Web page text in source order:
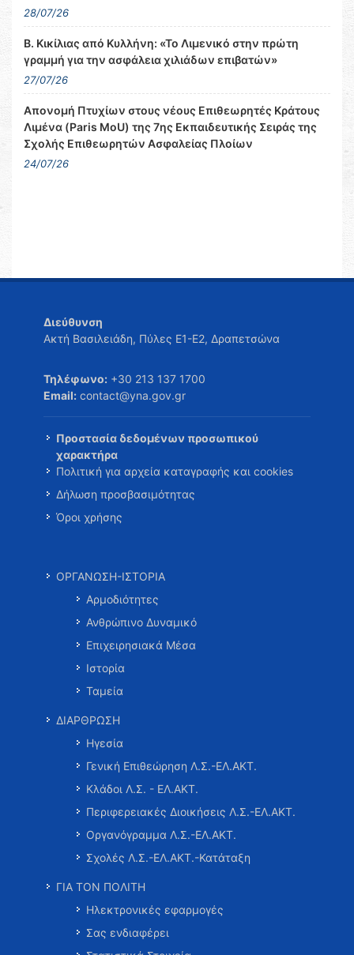
28/07/26
Β. Κικίλιας από Κυλλήνη: «Το Λιμενικό στην πρώτη
γραμμή για την ασφάλεια χιλιάδων επιβατών»
27/07/26
Απονομή Πτυχίων στους νέους Επιθεωρητές Κράτους
Λιμένα (Paris MoU) της 7ης Εκπαιδευτικής Σειράς της
Σχολής Επιθεωρητών Ασφαλείας Πλοίων
24/07/26
Διεύθυνση
Ακτή Βασιλειάδη, Πύλες Ε1-Ε2, Δραπετσώνα
Τηλέφωνο: +30 213 137 1700
Email: contact@yna.gov.gr
Προστασία δεδομένων προσωπικού
χαρακτήρα
Πολιτική για αρχεία καταγραφής και cookies
Δήλωση προσβασιμότητας
Όροι χρήσης
ΟΡΓΑΝΩΣΗ-ΙΣΤΟΡΙΑ
Αρμοδιότητες
Ανθρώπινο Δυναμικό
Επιχειρησιακά Μέσα
Ιστορία
Ταμεία
ΔΙΑΡΘΡΩΣΗ
Ηγεσία
Γενική Επιθεώρηση Λ.Σ.-ΕΛ.ΑΚΤ.
Κλάδοι Λ.Σ. - ΕΛ.ΑΚΤ.
Περιφερειακές Διοικήσεις Λ.Σ.-ΕΛ.ΑΚΤ.
Οργανόγραμμα Λ.Σ.-ΕΛ.ΑΚΤ.
Σχολές Λ.Σ.-ΕΛ.ΑΚΤ.-Κατάταξη
ΓΙΑ ΤΟΝ ΠΟΛΙΤΗ
Ηλεκτρονικές εφαρμογές
Σας ενδιαφέρει